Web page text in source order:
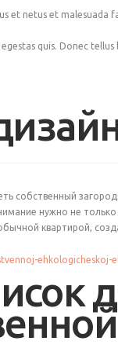
et netus et malesuada
quis. Donec
собственный
нужно не
квартирой,